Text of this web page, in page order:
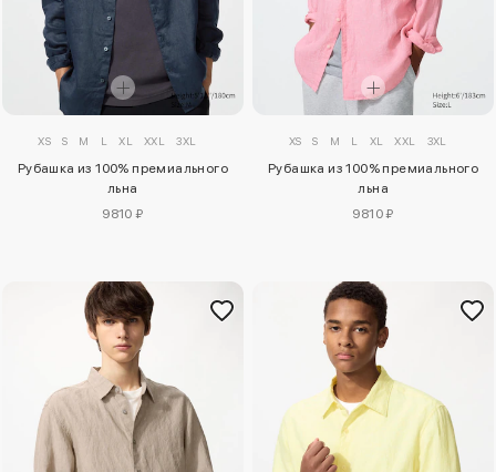
XS S M L XL XXL 3XL
Рубашка из 100% премиального
льна
9810 ₽
XS S M L XL XXL 3XL
Рубашка из 100% премиального
льна
9810 ₽